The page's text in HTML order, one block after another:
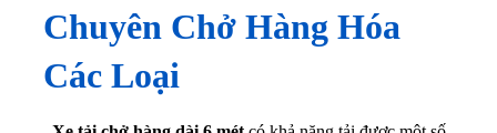
Chuyên Chở Hàng Hóa
Các Loại